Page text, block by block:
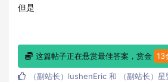
但是
这篇帖子正在悬赏最佳答案，赏金 13
（副站长）lushenEric 和 （副站长）